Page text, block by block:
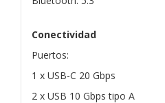
Conectividad
Puertos:
1 x USB-C 20 Gbps
2 x USB 10 Gbps tipo A